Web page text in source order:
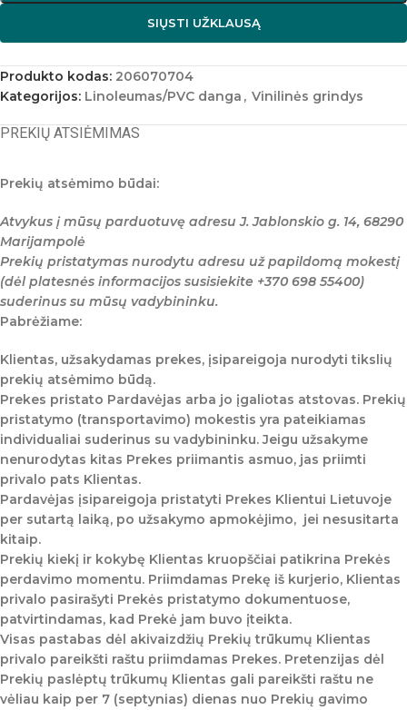
SIŲSTI UŽKLAUSĄ
Produkto kodas: 206070704
Kategorijos: Linoleumas/PVC danga , Vinilinės grindys
PREKIŲ ATSIĖMIMAS
Prekių atsėmimo būdai:
Atvykus į mūsų parduotuvę adresu J. Jablonskio g. 14, 68290
Marijampolė
Prekių pristatymas nurodytu adresu už papildomą mokestį
(dėl platesnės informacijos susisiekite +370 698 55400)
suderinus su mūsų vadybininku.
Pabrėžiame:
Klientas, užsakydamas prekes, įsipareigoja nurodyti tikslių
prekių atsėmimo būdą.
Prekes pristato Pardavėjas arba jo įgaliotas atstovas. Prekių
pristatymo (transportavimo) mokestis yra pateikiamas
individualiai suderinus su vadybininku. Jeigu užsakyme
nenurodytas kitas Prekes priimantis asmuo, jas priimti
privalo pats Klientas.
Pardavėjas įsipareigoja pristatyti Prekes Klientui Lietuvoje
per sutartą laiką, po užsakymo apmokėjimo, jei nesusitarta
kitaip.
Prekių kiekį ir kokybę Klientas kruopščiai patikrina Prekės
perdavimo momentu. Priimdamas Prekę iš kurjerio, Klientas
privalo pasirašyti Prekės pristatymo dokumentuose,
patvirtindamas, kad Prekė jam buvo įteikta.
Visas pastabas dėl akivaizdžių Prekių trūkumų Klientas
privalo pareikšti raštu priimdamas Prekes. Pretenzijas dėl
Prekių paslėptų trūkumų Klientas gali pareikšti raštu ne
vėliau kaip per 7 (septynias) dienas nuo Prekių gavimo